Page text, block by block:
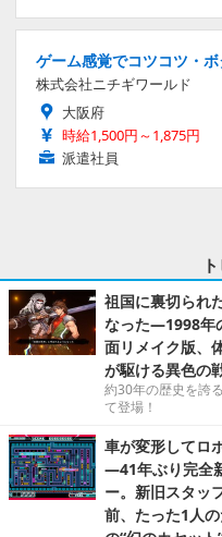
ゲーム感覚でコツコツ・
株式会社ニチギワールド
大阪府
時給1,500円～1,875円
派遣社員
祖国に裏切られ
なった―1998年
面リメイク版、
が駆ける異色の
約30年の歴史を誇
て登場！
車が変形してロ
―41年ぶり完全
ー。新旧スタッ
前、たった1人